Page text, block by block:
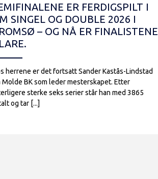
ER FERDIGSPILT I
SINGEL OG DOUBLE 2026 I
– OG NÅ ER FINALISTENE
herrene er det fortsatt Sander Kastås-Lindstad
Molde BK som leder mesterskapet. Etter
sterke seks serier står han med 3865
og tar [...]